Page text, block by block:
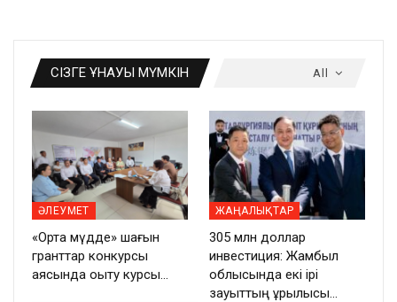
All
СІЗГЕ ҰНАУЫ МҮМКІН
ӘЛЕУМЕТ
«Ортақ мүдде» шағын
гранттар конкурсы
аясында оқыту курсы…
ЖАҢАЛЫҚТАР
305 млн доллар
инвестиция: Жамбыл
облысында екі ірі
зауыттың құрылысы…